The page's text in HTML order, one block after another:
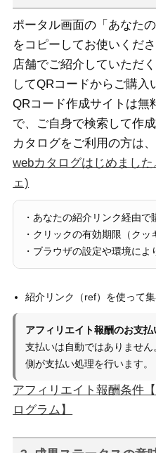
ポータル画面の「あなた
をコピーしてお使いくださ
店舗でご紹介していただ
してQRコードからご購入
QRコード作成サイトは無
で、ご自身で検索して作
カタログをご利用の方は
webカタログはじめまし
ェ)
・あなたの紹介リンク経由
・クリックの有効期限（ク
・ブラウザの設定や環境に
紹介リンク（ref）を使って
アフィリエイト報酬のお支払
支払いは自動ではありませ
側が支払い処理を行います。
アフィリエイト報酬条件
ログラム】